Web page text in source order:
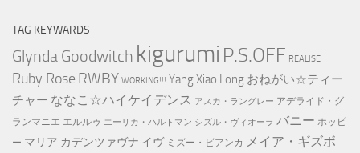
TAG KEYWARDS
Glynda Goodwitch kigurumi P.S.OFF REALISE
Ruby Rose RWBY WORKING!!! Yang Xiao Long おねがい☆ティー
チャー ななこ☆ハイケイデンス アスカ・ラングレー アデライド・グ
ランマニエ エルルゥ エーリカ・ハルトマン シズル・ヴィオーラ バニー ホッピ
ー マリア カデンツァヴナ イヴ ミズー・ビアンカ メイア・ギズボ